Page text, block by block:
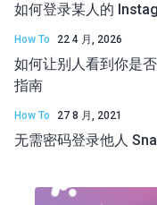
如何登录某人的
How To 22 4 月, 2026
如何让别人看到你是
指南
How To 27 8 月, 2021
无需密码登录他人